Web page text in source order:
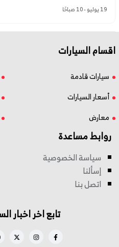
19 يوليو - 10 صباحًا
اقسام السيارات
سيارات قادمة
أسعار السيارات
معارض
روابط مساعدة
سياسة الخصوصية
إسألنا
اتصل بنا
تابع اخر اخبار